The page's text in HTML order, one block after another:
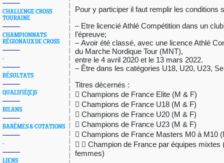
CHALLENGE CROSS
TOURAINE
CHAMPIONNATS
RÉGIONAUX DE CROSS
-
RÉSULTATS
QUALIFIÉ(E)S
BILANS
BARÈMES & COTATIONS
-
LIENS
Pour y participer il faut remplir les conditions
– Etre licencié Athlé Compétition dans un
l’épreuve;
–Avoir été classé, avec une licence Athlé
du Marche Nordique Tour (MNT),
entre le 4 avril 2020 et le 13 mars 2022.
– Être dans les catégories U18, U20, U23,
Titres décernés :
 Champions de France Elite (M & F)
 Champions de France U18 (M & F)
 Champions de France U20 (M & F)
 Champions de France U23 (M & F)
 Champions de France Masters M0 à M10
  Champion de France par équipes mixtes
femmes)